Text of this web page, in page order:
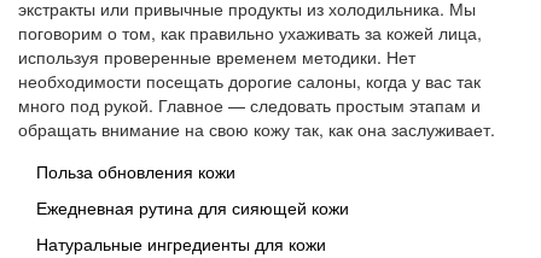
экстракты или привычные продукты из холодильника. Мы
поговорим о том, как правильно ухаживать за кожей лица,
используя проверенные временем методики. Нет
необходимости посещать дорогие салоны, когда у вас так
много под рукой. Главное — следовать простым этапам и
обращать внимание на свою кожу так, как она заслуживает.
Польза обновления кожи
Ежедневная рутина для сияющей кожи
Натуральные ингредиенты для кожи